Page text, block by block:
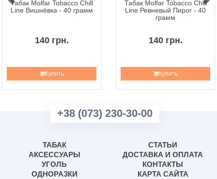
Табак Molfar Tobacco Chill
Line Вишнёвка - 40 грамм
140 грн.
Купить
Табак Molfar Tobacco Chill
Line Ревневый Пирог - 40
грамм
140 грн.
Купить
+38 (073) 230-30-00
ТАБАК
АКСЕССУАРЫ
УГОЛЬ
ОДНОРАЗКИ
СТАТЬИ
ДОСТАВКА И ОПЛАТА
КОНТАКТЫ
КАРТА САЙТА